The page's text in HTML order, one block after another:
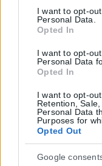
Google consent
I want to opt-
Personal Data.
Opted In
I want to opt-
Personal Data
Opted In
I want to opt-
Retention,
Personal Data
Purposes for
Opted Out
Google